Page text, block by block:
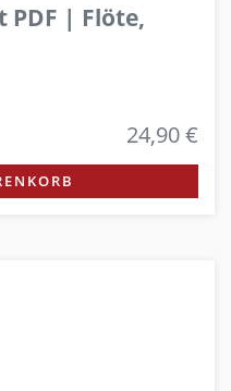
| Flöte,
24,90 €